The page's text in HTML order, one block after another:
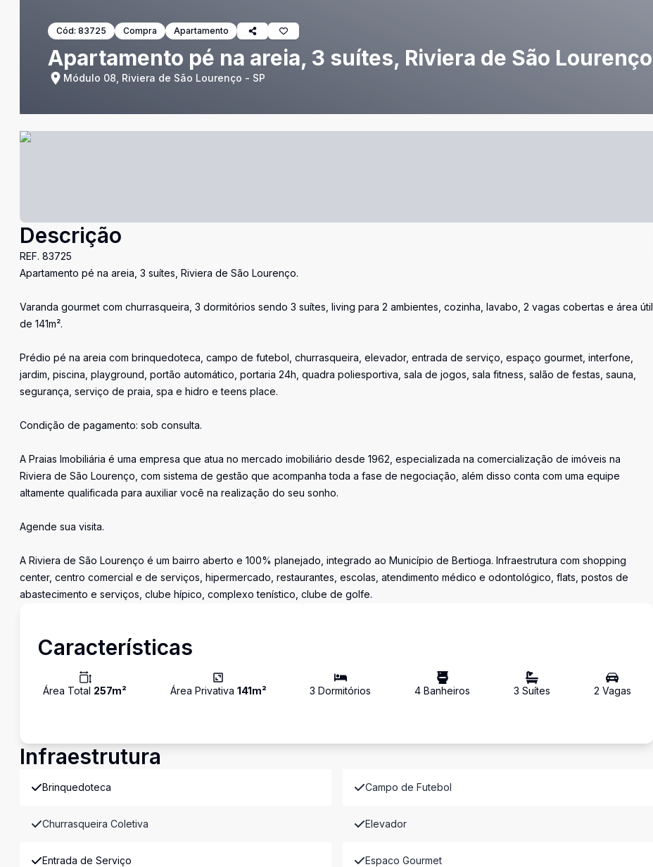
Cód: 83725 Compra Apartamento
Apartamento pé na areia, 3 suítes, Riviera de São Lourenço
Módulo 08, Riviera de São Lourenço - SP
Descrição
REF. 83725
Apartamento pé na areia, 3 suítes, Riviera de São Lourenço.
Varanda gourmet com churrasqueira, 3 dormitórios sendo 3 suítes, living para 2 ambientes, cozinha, lavabo, 2 vagas cobertas e área útil
de 141m².
Prédio pé na areia com brinquedoteca, campo de futebol, churrasqueira, elevador, entrada de serviço, espaço gourmet, interfone,
jardim, piscina, playground, portão automático, portaria 24h, quadra poliesportiva, sala de jogos, sala fitness, salão de festas, sauna,
segurança, serviço de praia, spa e hidro e teens place.
Condição de pagamento: sob consulta.
A Praias Imobiliária é uma empresa que atua no mercado imobiliário desde 1962, especializada na comercialização de imóveis na
Riviera de São Lourenço, com sistema de gestão que acompanha toda a fase de negociação, além disso conta com uma equipe
altamente qualificada para auxiliar você na realização do seu sonho.
Agende sua visita.
A Riviera de São Lourenço é um bairro aberto e 100% planejado, integrado ao Município de Bertioga. Infraestrutura com shopping
center, centro comercial e de serviços, hipermercado, restaurantes, escolas, atendimento médico e odontológico, flats, postos de
abastecimento e serviços, clube hípico, complexo tenístico, clube de golfe.
Características
Área Total 257m² Área Privativa 141m² 3 Dormitórios 4 Banheiros 3 Suítes 2 Vagas
Infraestrutura
Brinquedoteca Campo de Futebol
Churrasqueira Coletiva Elevador
Entrada de Serviço Espaco Gourmet